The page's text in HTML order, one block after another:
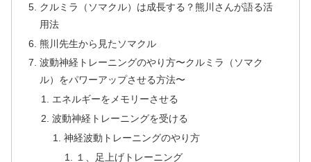
クルミラ（ソマクル）は成長する？熊川さんが語る活
用法
熊川先生から見たソマクル
波動神経トレーニングのやり方〜クルミラ（ソマク
ル）をパワーアップさせる方法〜
エネルギーをメモリーさせる
波動神経トレーニングを受ける
神経波動トレーニングのやり方
１、足上げトレーニング